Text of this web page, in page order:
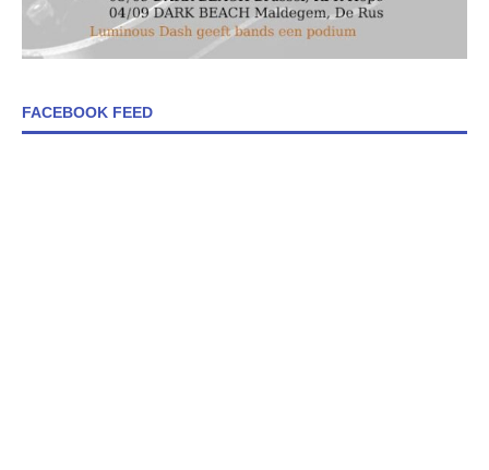
FACEBOOK FEED